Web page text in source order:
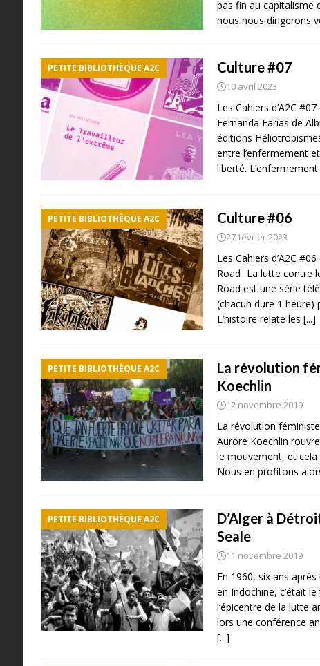
pas fin au capitalisme
nous nous dirigerons
PETITE BIBLIOTHÈQUE A2C Culture #07
10 avril 2023
Les Cahiers d’A2C
Fernanda Farias de
éditions
entre l’enfermement
liberté.
PETITE BIBLIOTHÈQUE A2C Culture #06
27 février 2023
Les Cahiers d’A2C #06
Road : La lutte contre
Road est une série
(chacun dure 1 heure)
L’histoire relate les [...]
PETITE BIBLIOTHÈQUE A2C
La révolution
Koechlin
12 novembre 2019
La révolution
Aurore Koechlin
le mouvement, et
Nous en profitons
PETITE BIBLIOTHÈQUE A2C
D’Alger à
Seale
11 novembre 2019
En 1960, six ans
en Indochine, c’était
l’épicentre de la lutte
lors une conférence
[...]